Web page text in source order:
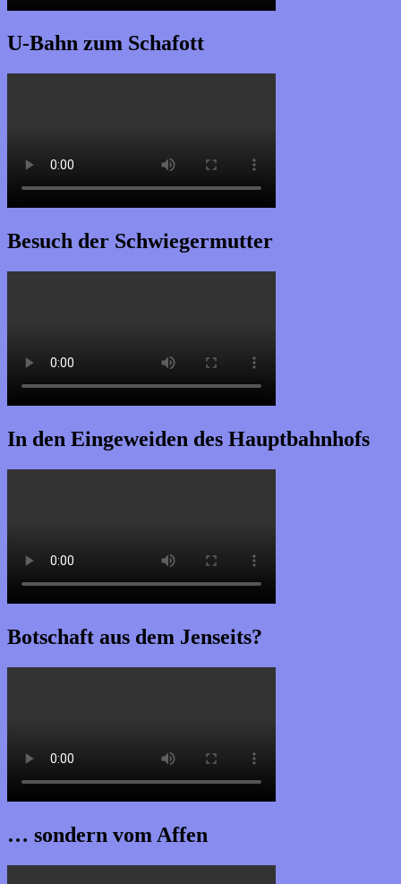
U-Bahn zum Schafott
Besuch der Schwiegermutter
In den Eingeweiden des Hauptbahnhofs
Botschaft aus dem Jenseits?
… sondern vom Affen